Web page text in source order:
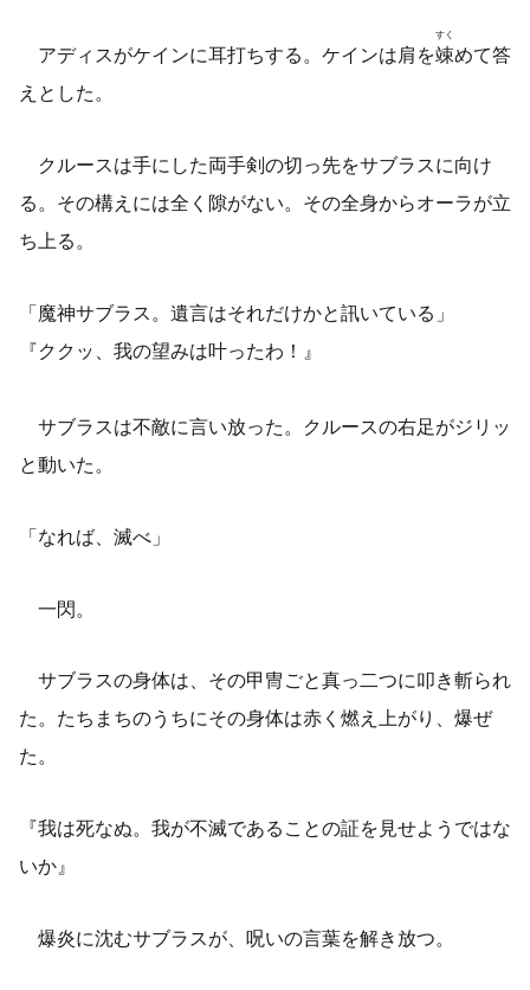
アディスがケインに耳打ちする。ケインは肩を竦
すく
めて答
えとした。
クルースは手にした両手剣の切っ先をサブラスに向け
る。その構えには全く隙がない。その全身からオーラが立
ち上る。
「魔神サブラス。遺言はそれだけかと訊いている」
『ククッ、我の望みは叶ったわ！』
サブラスは不敵に言い放った。クルースの右足がジリッ
と動いた。
「なれば、滅べ」
一閃。
サブラスの身体は、その甲冑ごと真っ二つに叩き斬られ
た。たちまちのうちにその身体は赤く燃え上がり、爆ぜ
た。
『我は死なぬ。我が不滅であることの証を見せようではな
いか』
爆炎に沈むサブラスが、呪いの言葉を解き放つ。